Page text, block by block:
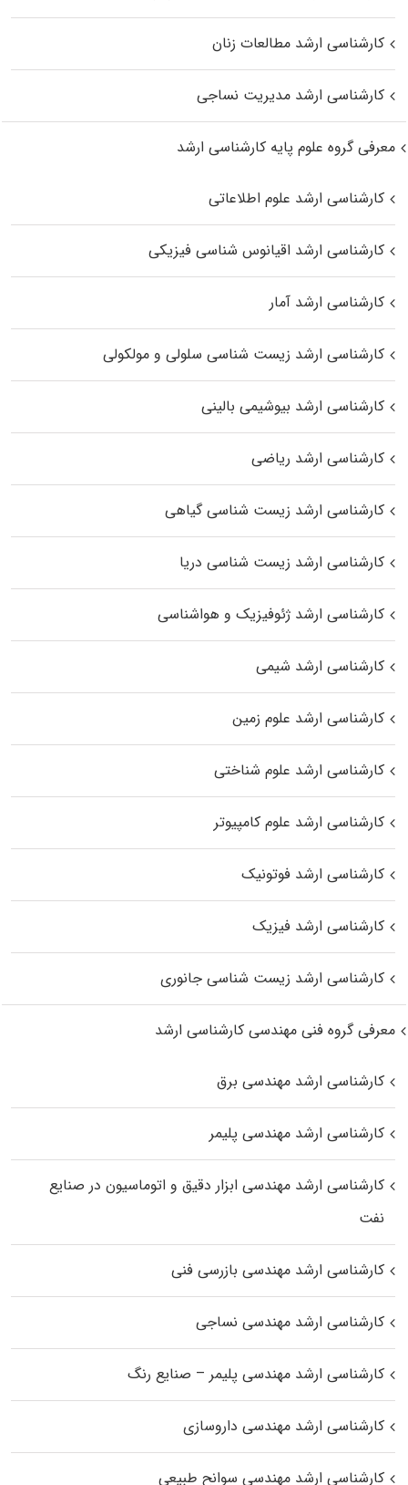
کارشناسی ارشد مطالعات زنان
کارشناسی ارشد مدیریت نساجی
معرفی گروه علوم پایه کارشناسی ارشد
کارشناسی ارشد علوم اطلاعاتی
کارشناسی ارشد اقیانوس‌ شناسی فیزیکی
کارشناسی ارشد آمار
کارشناسی ارشد زیست شناسی سلولی و مولکولی
کارشناسی ارشد بیوشیمی بالینی
کارشناسی ارشد ریاضی
کارشناسی ارشد زیست‌ شناسی گیاهی
کارشناسی ارشد زیست‌ شناسی دریا
کارشناسی ارشد ژئوفیزیک و هواشناسی
کارشناسی ارشد شیمی
کارشناسی ارشد علوم زمین
کارشناسی ارشد علوم شناختی
کارشناسی ارشد علوم کامپیوتر
کارشناسی ارشد فوتونیک
کارشناسی ارشد فیزیک
کارشناسی ارشد زیست‌ شناسی جانوری
معرفی گروه فنی مهندسی کارشناسی ارشد
کارشناسی ارشد مهندسی برق
کارشناسی ارشد مهندسی پلیمر
کارشناسی ارشد مهندسی ابزار دقیق و اتوماسیون در صنایع
نفت
کارشناسی ارشد مهندسی بازرسی فنی
کارشناسی ارشد مهندسی نساجی
کارشناسی ارشد مهندسی پلیمر – صنایع رنگ
کارشناسی ارشد مهندسی داروسازی
کارشناسی ارشد مهندسی سوانح طبیعی